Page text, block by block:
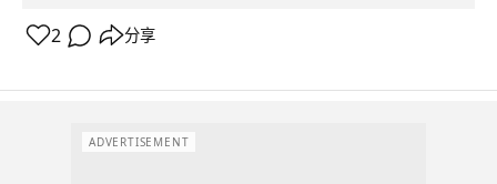
2 分享
ADVERTISEMENT